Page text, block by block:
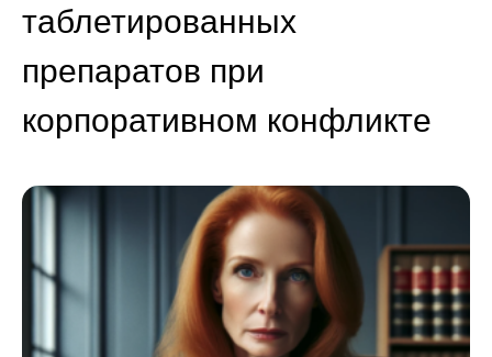
таблетированных
препаратов при
корпоративном конфликте